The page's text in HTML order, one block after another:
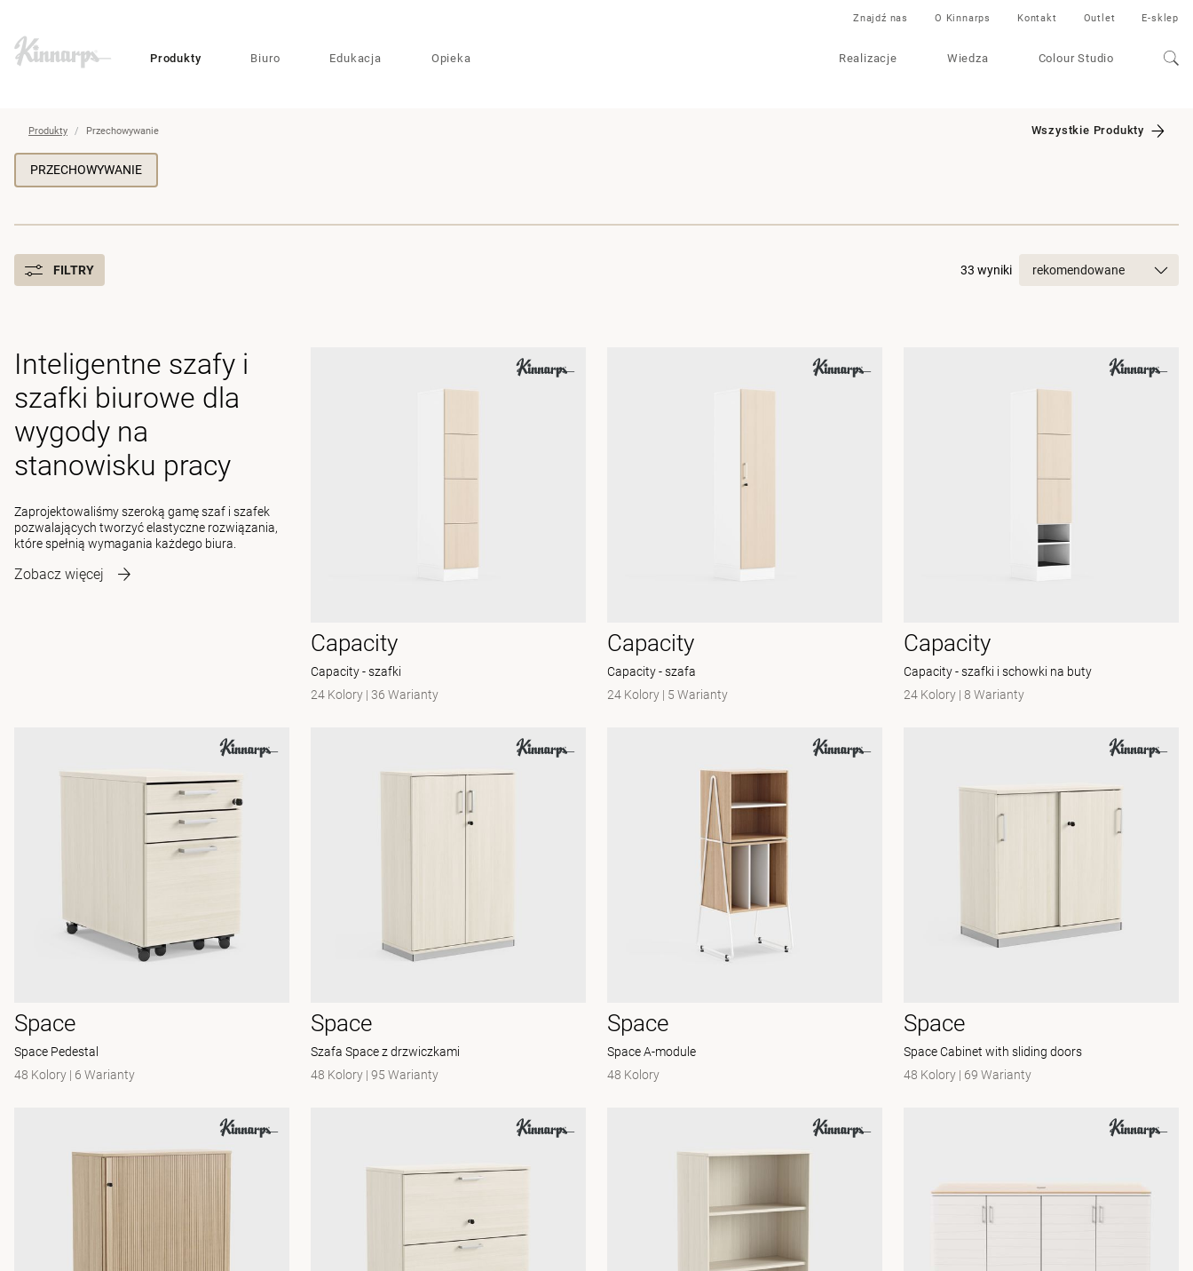
??
Produkty Biuro Edukacja Opieka Realizacje Wiedza Colour Studio
Znajdź nas O Kinnarps Kontakt Outlet E-sklep
Produkty Przechowywanie Wszystkie Produkty
PRZECHOWYWANIE
FILTRY 33 wyniki rekomendowane
Inteligentne szafy i
szafki biurowe dla
wygody na
stanowisku pracy
Zaprojektowaliśmy szeroką gamę szaf i szafek
pozwalających tworzyć elastyczne rozwiązania,
które spełnią wymagania każdego biura.
Zobacz więcej
Capacity
Capacity - szafki
24 Kolory | 36 Warianty
Capacity
Capacity - szafa
24 Kolory | 5 Warianty
Capacity
Capacity - szafki i schowki na buty
24 Kolory | 8 Warianty
Space
Space Pedestal
48 Kolory | 6 Warianty
Space
Szafa Space z drzwiczkami
48 Kolory | 95 Warianty
Space
Space A-module
48 Kolory
Space
Space Cabinet with sliding doors
48 Kolory | 69 Warianty